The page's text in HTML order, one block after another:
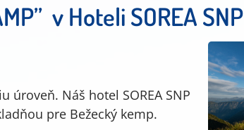
v Hoteli SOREA SNP
úroveň. Náš hotel SOREA SNP
pre Bežecký kemp.